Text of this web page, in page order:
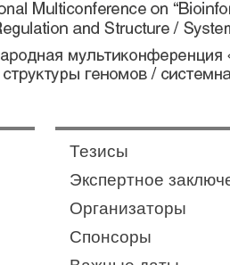
Тезисы
Экспертное
Организаторы
Спонсоры